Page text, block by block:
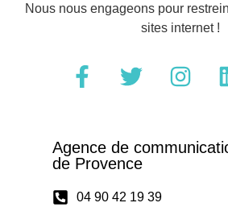
Nous nous engageons pour
sites internet !
Agence de
de Provence
04 90 42 19 39